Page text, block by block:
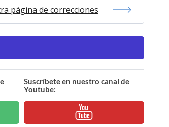
página de correcciones
Suscríbete en nuestro canal de
Youtube: